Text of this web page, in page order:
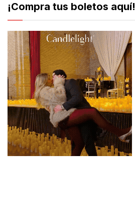
¡Compra tus boletos aquí!